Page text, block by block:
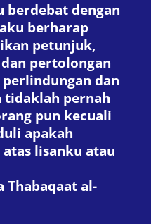
berdebat dengan
berharap
petunjuk,
pertolongan
dan
tidaklah pernah
pun kecuali
apakah
lisanku atau
Thabaqaat al-